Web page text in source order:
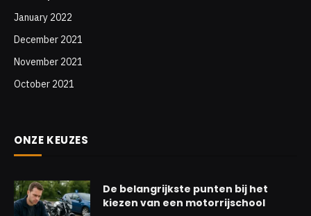
January 2022
December 2021
November 2021
October 2021
ONZE KEUZES
De belangrijkste punten bij het
kiezen van een motorrijschool